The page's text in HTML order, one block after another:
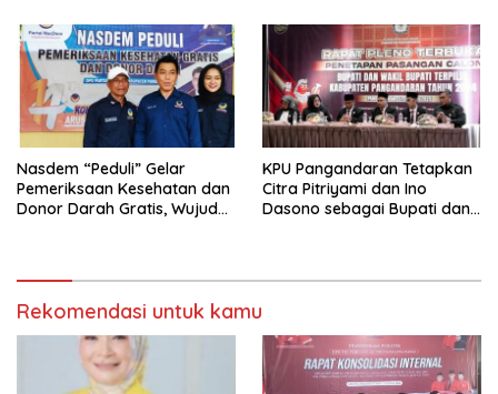
Surono Jadi Calon Ketua
DPD PDI Perjuangan!
Nasdem “Peduli” Gelar
Pemeriksaan Kesehatan dan
Donor Darah Gratis, Wujud
KPU Pangandaran Tetapkan
Citra Pitriyami dan Ino
Dasono sebagai Bupati dan
Rekomendasi untuk kamu